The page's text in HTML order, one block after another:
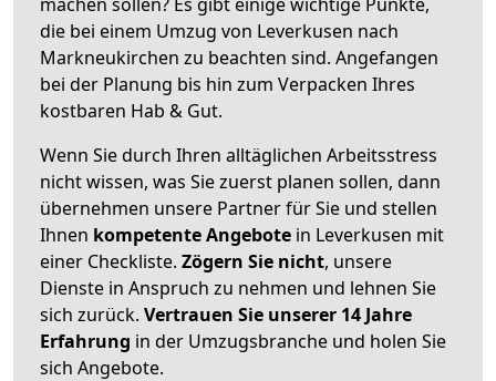
die bei einem Umzug von Leverkusen nach
Markneukirchen zu beachten sind. Angefangen
bei der Planung bis hin zum Verpacken Ihres
kostbaren Hab & Gut.
Wenn Sie durch Ihren alltäglichen Arbeitsstress
nicht wissen, was Sie zuerst planen sollen, dann
übernehmen unsere Partner für Sie und stellen
Ihnen kompetente Angebote in Leverkusen mit
einer Checkliste. Zögern Sie nicht, unsere
Dienste in Anspruch zu nehmen und lehnen Sie
sich zurück. Vertrauen Sie unserer 14 Jahre
Erfahrung in der Umzugsbranche und holen Sie
sich Angebote.